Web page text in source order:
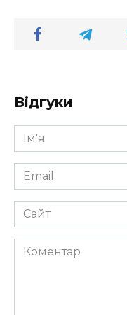
Відгуки
Ім'я
*
Email
*
Сайт
Коментар